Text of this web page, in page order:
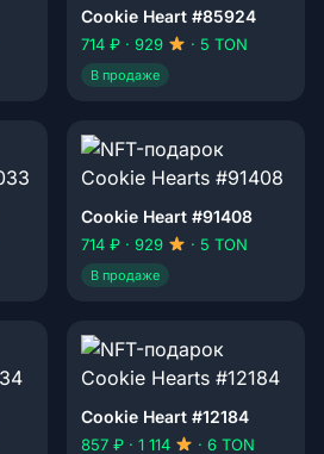
Cookie Heart #85924
714 ₽ · 929 · 5 TON
В продаже
Cookie Heart #91408
714 ₽ · 929 · 5 TON
В продаже
Cookie Heart #12184
857 ₽ · 1 114 · 6 TON